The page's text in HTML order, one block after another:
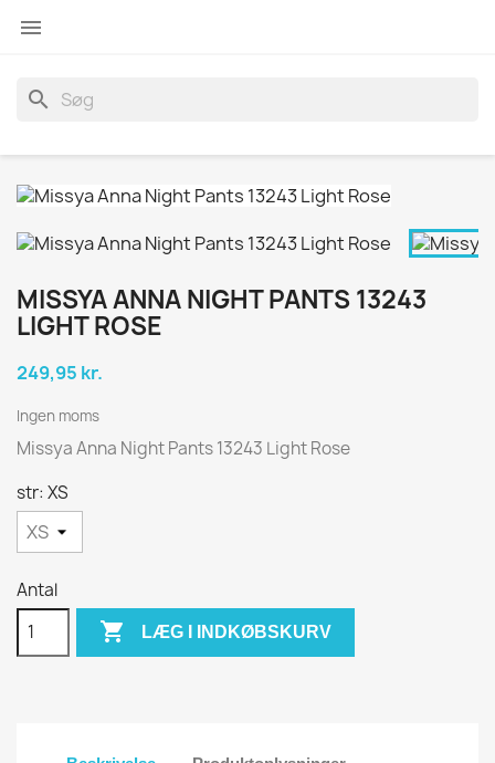

search
MISSYA ANNA NIGHT PANTS 13243
LIGHT ROSE
249,95 kr.
Ingen moms
Missya Anna Night Pants 13243 Light Rose
str: XS
Antal
 LÆG I INDKØBSKURV